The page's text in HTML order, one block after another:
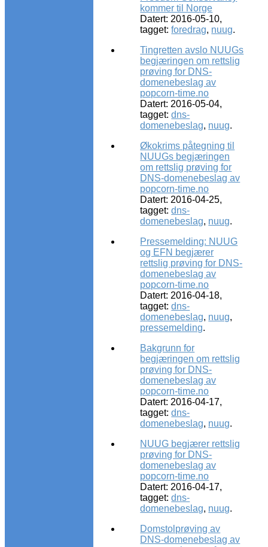
kommer til Norge
Datert: 2016-05-10,
tagget:foredrag, nuug.
Tingretten avslo NUUGs
begjæringen om rettslig
prøving for DNS-
domenebeslag av
popcorn-time.no
Datert: 2016-05-04,
tagget:dns-
domenebeslag, nuug.
Økokrims påtegning til
NUUGs begjæringen
om rettslig prøving for
DNS-domenebeslag av
popcorn-time.no
Datert: 2016-04-25,
tagget:dns-
domenebeslag, nuug.
Pressemelding: NUUG
og EFN begjærer
rettslig prøving for DNS-
domenebeslag av
popcorn-time.no
Datert: 2016-04-18,
tagget:dns-
domenebeslag, nuug,
pressemelding.
Bakgrunn for
begjæringen om rettslig
prøving for DNS-
domenebeslag av
popcorn-time.no
Datert: 2016-04-17,
tagget:dns-
domenebeslag, nuug.
NUUG begjærer rettslig
prøving for DNS-
domenebeslag av
popcorn-time.no
Datert: 2016-04-17,
tagget:dns-
domenebeslag, nuug.
Domstolprøving av
DNS-domenebeslag av